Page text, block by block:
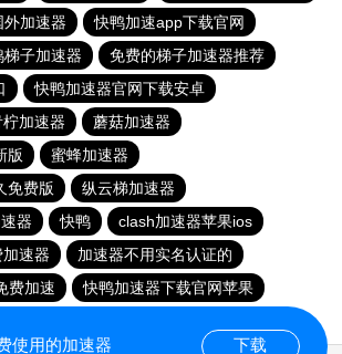
外加速器
快鸭加速app下载官网
梯子加速器
免费的梯子加速器推荐
快鸭加速器官网下载安卓
柠加速器
蘑菇加速器
版
蜜蜂加速器
免费版
纵云梯加速器
器
快鸭
clash加速器苹果ios
速器
加速器不用实名认证的
费加速
快鸭加速器下载官网苹果
使用的加速器 下载